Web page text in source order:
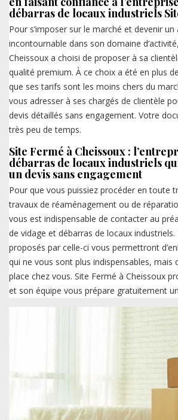
débarras de locaux industriels
Pour s’imposer sur le marché et devenir un
incontournable dans son domaine
Cheissoux a choisi de proposer à sa
qualité premium. À ce choix a été en plus
que ses tarifs sont les moins chers du
vous adresser à ses chargés de clientèle
devis détaillés sans engagement. Votre
très peu de temps.
Site Fermé à Cheissoux :
débarras de locaux industriels
un devis sans engagement
Pour que vous puissiez procéder en toute
travaux de réaménagement ou de
vous est indispensable de contacter au
de vidage et débarras de locaux industriels.
proposés par celle-ci vous permettront
qui ne vous sont plus indispensables, mais
place chez vous. Site Fermé à Cheissoux
et son équipe vous prépare gratuitement